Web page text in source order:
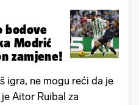
bodove
Modrić
zamjene!
igra, ne mogu reći da je
Aitor Ruibal za